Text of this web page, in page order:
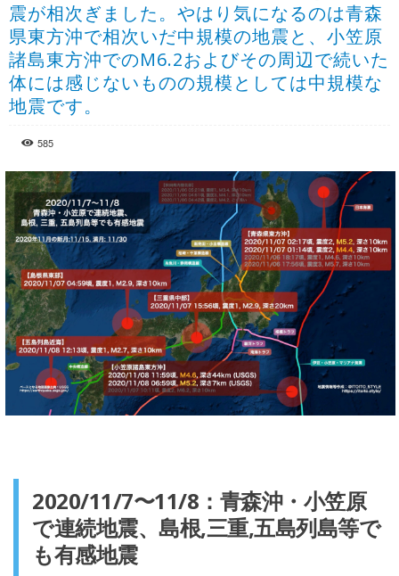
震が相次ぎました。やはり気になるのは青森
県東方沖で相次いだ中規模の地震と、小笠原
諸島東方沖でのM6.2およびその周辺で続いた
体には感じないものの規模としては中規模な
地震です。
585
2020/11/7〜11/8：青森沖・小笠原
で連続地震、島根,三重,五島列島等で
も有感地震